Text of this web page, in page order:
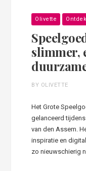
Olivette
slimmer,
BY OLIVETTE
Het Grote
gelanceerd
van den Assem.
inspiratie en
zo nieuwschierig